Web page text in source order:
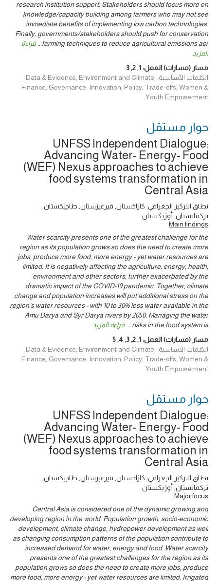
research institution support. Stakeholders should focus more on
knowledge/capacity building among farmers who may not see
immediate benefits of implementing low carbon technologies.
Finally, governments/stakeholders should push for conservation
farming techniques to reduce agricultural emissions acr
... قراءة
المزيد
مسار (مسارات) العمل:1
,
2
,
3
الكلمات الأساسية: Data & Evidence, Environment and Climate,
Finance, Governance, Innovation, Policy, Trade-offs, Women &
Youth Empowerment
حوار ‎مستقل
UNFSS Independent Dialogue:
Advancing Water- Energy- Food
(WEF) Nexus approaches to achieve
food systems transformation in
Central Asia
نطاق التركيز الجغرافي: كازاخستان, قيرغيزستان, طاجيكستان,
تركمانستان, أوزبكستان
Main findings
Water scarcity presents one of the greatest challenge for the
region as its population grows so does the need to create more
jobs, produce more food, more energy - yet water resources are
limited. It is negatively affecting the agriculture, energy, health,
environment and other sectors, further exacerbated by the
dramatic impact of the COVID-19 pandemic. Together, climate
change and population increases will put additional stress on the
region’s water resources - with 10 to 30% less water available in the
Amu Darya and Syr Darya rivers by 2050. Managing the water
risks in the food system is
... قراءة المزيد
مسار (مسارات) العمل:1
,
2
,
3
,
4
,
5
الكلمات الأساسية: Data & Evidence, Environment and Climate,
Finance, Governance, Innovation, Policy, Trade-offs, Women &
Youth Empowerment
حوار ‎مستقل
UNFSS Independent Dialogue:
Advancing Water- Energy- Food
(WEF) Nexus approaches to achieve
food systems transformation in
Central Asia
نطاق التركيز الجغرافي: كازاخستان, قيرغيزستان, طاجيكستان,
تركمانستان, أوزبكستان
Major focus
Central Asia is considered one of the dynamic growing and
developing region in the world. Population growth, socio-economic
development, climate change, hydropower development as well
as changing consumption patterns of the population contribute to
increased demand for water, energy and food. Water scarcity
presents one of the greatest challenges for the region as its
population grows so does the need to create more jobs, produce
more food, more energy - yet water resources are limited. Irrigated